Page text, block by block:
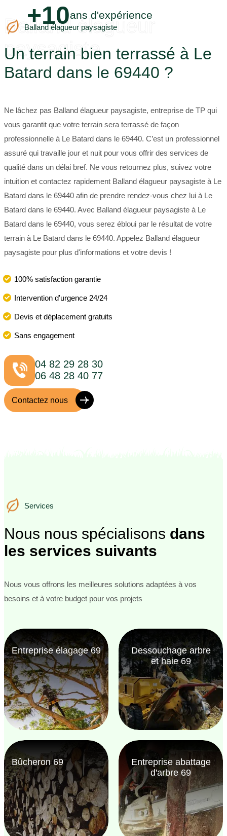
+10ans d'expérience
Balland élagueur paysagiste
Balland élagueur
paysagiste
Un terrain bien terrassé à Le
Batard dans le 69440 ?
Ne lâchez pas Balland élagueur paysagiste, entreprise de TP qui
vous garantit que votre terrain sera terrassé de façon
professionnelle à Le Batard dans le 69440. C’est un professionnel
assuré qui travaille jour et nuit pour vous offrir des services de
qualité dans un délai bref. Ne vous retournez plus, suivez votre
intuition et contactez rapidement Balland élagueur paysagiste à Le
Batard dans le 69440 afin de prendre rendez-vous chez lui à Le
Batard dans le 69440. Avec Balland élagueur paysagiste à Le
Batard dans le 69440, vous serez ébloui par le résultat de votre
terrain à Le Batard dans le 69440. Appelez Balland élagueur
paysagiste pour plus d'informations et votre devis !
100% satisfaction garantie
Intervention d'urgence 24/24
Devis et déplacement gratuits
Sans engagement
04 82 29 28 30
06 48 28 40 77
Contactez nous
Services
Services
Nous nous spécialisons dans
les services suivants
Nous vous offrons les meilleures solutions adaptées à vos
besoins et à votre budget pour vos projets
Entreprise élagage 69
Dessouchage arbre
et haie 69
Bûcheron 69
Entreprise abattage
d'arbre 69